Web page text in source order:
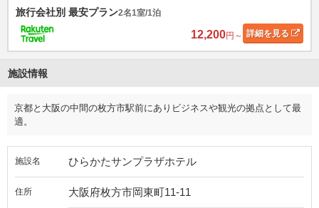
旅行会社別 最安プラン2名1室/1泊
12,200円～ 詳細を見る
施設情報
京都と大阪の中間の枚方市駅前にありビジネスや観光の拠点として最
適。
施設名 ひらかたサンプラザホテル
住所 大阪府枚方市岡東町11-11